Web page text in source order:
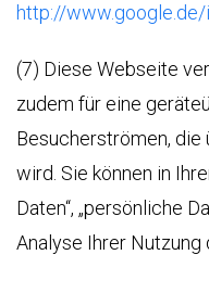
http://www.google.de/
(7) Diese Webseite
zudem für eine
Besucherströmen, die
wird. Sie können in
Daten“, „persönliche
Analyse Ihrer Nutzung